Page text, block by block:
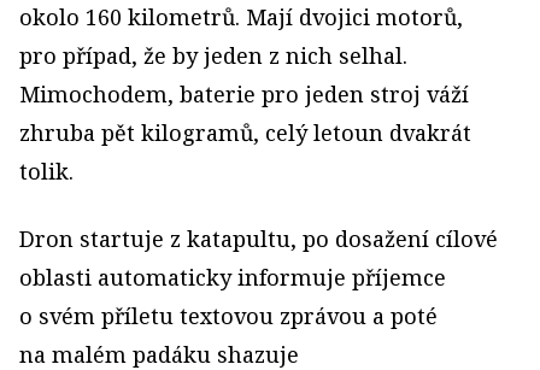
okolo 160 kilometrů. Mají dvojici motorů,
pro případ, že by jeden z nich selhal.
Mimochodem, baterie pro jeden stroj váží
zhruba pět kilogramů, celý letoun dvakrát
tolik.
Dron startuje z katapultu, po dosažení cílové
oblasti automaticky informuje příjemce
o svém příletu textovou zprávou a poté
na malém padáku shazuje